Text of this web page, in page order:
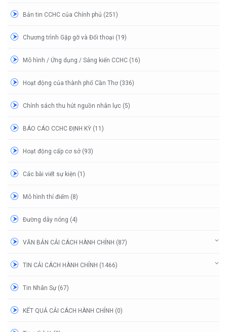
Bản tin CCHC của Chính phủ (251)
Chương trình Gặp gỡ và Đối thoại (19)
Mô hình / Ứng dụng / Sáng kiến CCHC (16)
Hoạt động của thành phố Cần Thơ (336)
Chính sách thu hút nguồn nhân lực (5)
BÁO CÁO CCHC ĐỊNH KỲ (11)
Hoạt động cấp cơ sở (93)
Các bài viết sự kiện (1)
Mô hình thí điểm (8)
Đường dây nóng (4)
VĂN BẢN CẢI CÁCH HÀNH CHÍNH (87)
TIN CẢI CÁCH HÀNH CHÍNH (1466)
Tin Nhân Sự (67)
KẾT QUẢ CẢI CÁCH HÀNH CHÍNH (0)